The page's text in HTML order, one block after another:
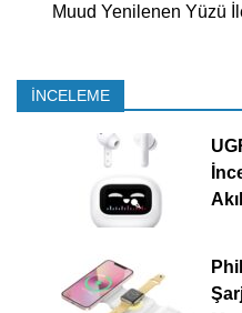
Muud Yenilenen Yüzü
İNCELEME